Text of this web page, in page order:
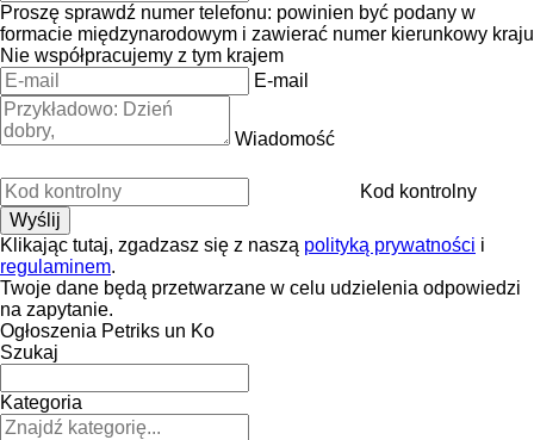
Proszę sprawdź numer telefonu: powinien być podany w
formacie międzynarodowym i zawierać numer kierunkowy kraju
Nie współpracujemy z tym krajem
E-mail
Wiadomość
Kod kontrolny
Klikając tutaj, zgadzasz się z naszą polityką prywatności i
regulaminem.
Twoje dane będą przetwarzane w celu udzielenia odpowiedzi
na zapytanie.
Ogłoszenia Petriks un Ko
Szukaj
Kategoria